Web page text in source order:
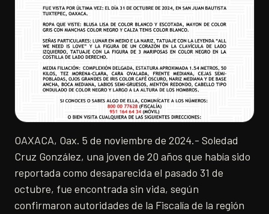
OAXACA, Oax. 5 de noviembre de 2024.- Soledad
Cruz González, una joven de 20 años que había sido
reportada como desaparecida el pasado 31 de
octubre, fue encontrada sin vida, según
confirmaron autoridades de la Fiscalía de la región